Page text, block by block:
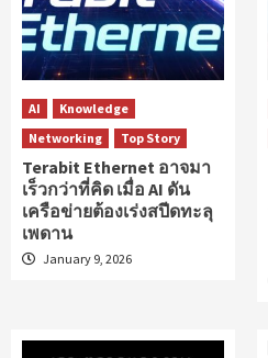
AI
Knowledge
Networking
Top Story
Terabit Ethernet อาจมา
เร็วกว่าที่คิด เมื่อ AI ดัน
เครือข่ายต้องเร่งสปีดทะลุ
เพดาน
January 9, 2026